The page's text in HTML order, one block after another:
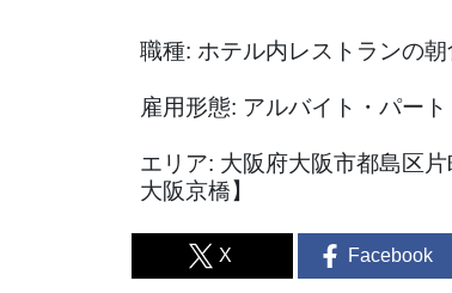
職種: ホテル内レストランの
雇用形態: アルバイト・パート
エリア: 大阪府大阪市都島区
大阪京橋】
X Facebook